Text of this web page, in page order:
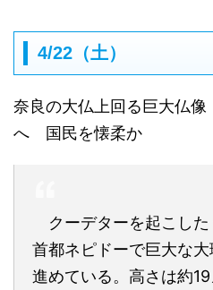
4/22（土）
奈良の大仏上回る巨大仏
へ 国民を懐柔か
クーデターを起こした
首都ネピドーで巨大な
進めている。高さは約